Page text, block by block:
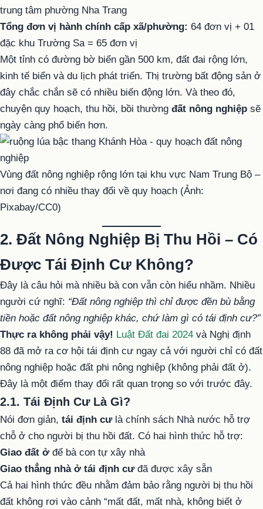
trung tâm phường Nha Trang
Tổng đơn vị hành chính cấp xã/phường: 64 đơn vị + 01
đặc khu Trường Sa = 65 đơn vị
Một tỉnh có đường bờ biển gần 500 km, đất đai rộng lớn,
kinh tế biển và du lịch phát triển. Thị trường bất động sản ở
đây chắc chắn sẽ có nhiều biến động lớn. Và theo đó,
chuyện quy hoạch, thu hồi, bồi thường đất nông nghiệp sẽ
ngày càng phổ biến hơn.
Vùng đất nông nghiệp rộng lớn tại khu vực Nam Trung Bộ –
nơi đang có nhiều thay đổi về quy hoạch (Ảnh:
Pixabay/CC0)
2. Đất Nông Nghiệp Bị Thu Hồi – Có
Được Tái Định Cư Không?
Đây là câu hỏi mà nhiều bà con vẫn còn hiểu nhầm. Nhiều
người cứ nghĩ: “Đất nông nghiệp thì chỉ được đền bù bằng
tiền hoặc đất nông nghiệp khác, chứ làm gì có tái định cư?”
Thực ra không phải vậy! Luật Đất đai 2024 và Nghị định
88 đã mở ra cơ hội tái định cư ngay cả với người chỉ có đất
nông nghiệp hoặc đất phi nông nghiệp (không phải đất ở).
Đây là một điểm thay đổi rất quan trọng so với trước đây.
2.1. Tái Định Cư Là Gì?
Nói đơn giản, tái định cưlà chính sách Nhà nước hỗ trợ
chỗ ở cho người bị thu hồi đất. Có hai hình thức hỗ trợ:
Giao đất ở để bà con tự xây nhà
Giao thẳng nhà ở tái định cưđã được xây sẵn
Cả hai hình thức đều nhằm đảm bảo rằng người bị thu hồi
đất không rơi vào cảnh “mất đất, mất nhà, không biết ở